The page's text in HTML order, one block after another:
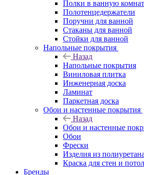
Полки в ванную
Полотенцедержатели
Поручни для ванной
Стаканы для ванной
Стойки для ванной
Напольные покрытия
Назад
Напольные покрытия
Виниловая плитка
Инженерная доска
Ламинат
Паркетная доска
Обои и настенные покрытия
Назад
Обои и настенные
Обои
Фрески
Изделия из полиуретана
Краска для стен и
Бренды